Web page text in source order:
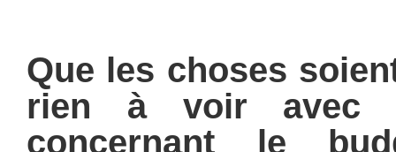
Que les choses
rien à voir avec
concernant le